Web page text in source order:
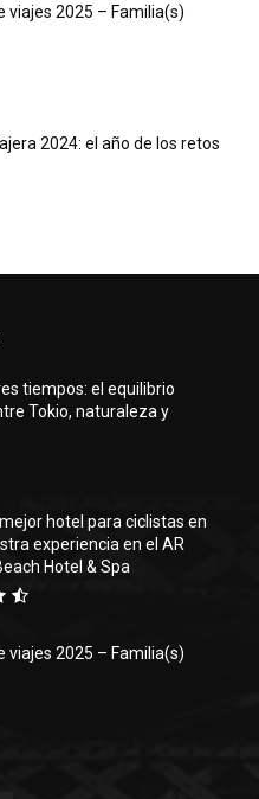
viajes 2025 – Familia(s)
2024: el año de los retos
tiempos: el equilibrio
Tokio, naturaleza y
hotel para ciclistas en
experiencia en el AR
Hotel & Spa
viajes 2025 – Familia(s)